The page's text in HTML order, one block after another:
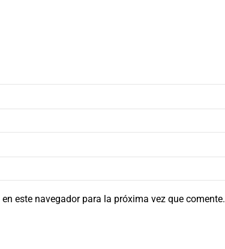
este navegador para la próxima vez que comente.